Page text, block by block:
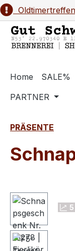
Hauptinhalt
Zur Suche
Zur
Home SALE%
PARTNER
PRÄSENTE
Bildergalerie
5